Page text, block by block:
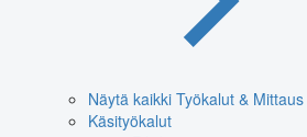
Näytä kaikki Työkalut & Mittaus
Käsityökalut